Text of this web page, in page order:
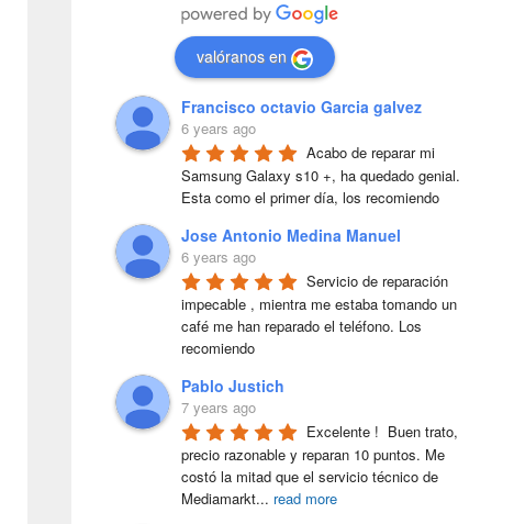
valóranos en
Francisco octavio Garcia galvez
6 years ago
Acabo de reparar mi
Samsung Galaxy s10 +, ha quedado genial.
Esta como el primer día, los recomiendo
Jose Antonio Medina Manuel
6 years ago
Servicio de reparación
impecable , mientra me estaba tomando un
café me han reparado el teléfono. Los
recomiendo
Pablo Justich
7 years ago
Excelente !  Buen trato,
precio razonable y reparan 10 puntos. Me
costó la mitad que el servicio técnico de
Mediamarkt... read more